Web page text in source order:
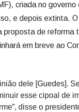
criada no governo
e depois extinta.
proposta de reforma
em breve ao
dele [Guedes].
esse cipoal de
disse o